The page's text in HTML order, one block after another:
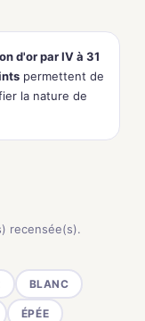
d'or par IV à 31
permettent de
la nature de
recensée(s).
BLANC
ÉPÉE